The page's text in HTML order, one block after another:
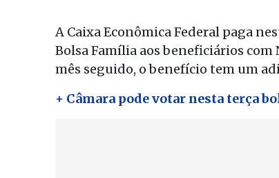
A Caixa Econômica Federal paga
Bolsa Família aos beneficiários com
mês seguido, o benefício tem um
+ Câmara pode votar nesta terça